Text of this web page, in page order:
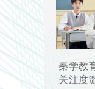
秦学教
关注度